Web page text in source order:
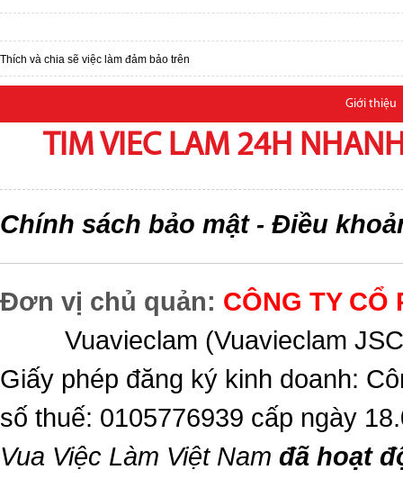
Thích và chia sẽ việc làm đảm bảo trên
Giới thiệu
TIM VIEC LAM 24H
Chính sách bảo mật- Điều
Đơn vị chủ quản: CÔNG TY CỔ
Vuavieclam (Vuavieclam
Giấy phép đăng ký kinh doanh:
số thuế: 0105776939 cấp ngày
Vua Việc Làm Việt Nam đã hoạt